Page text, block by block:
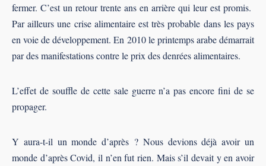
fermer. C’est un retour trente ans en arrière qui leur est promis.
Par ailleurs une crise alimentaire est très probable dans les pays
en voie de développement. En 2010 le printemps arabe démarrait
par des manifestations contre le prix des denrées alimentaires.
L’effet de souffle de cette sale guerre n’a pas encore fini de se
propager.
Y aura-t-il un monde d’après ? Nous devions déjà avoir un
monde d’après Covid, il n’en fut rien. Mais s’il devait y en avoir